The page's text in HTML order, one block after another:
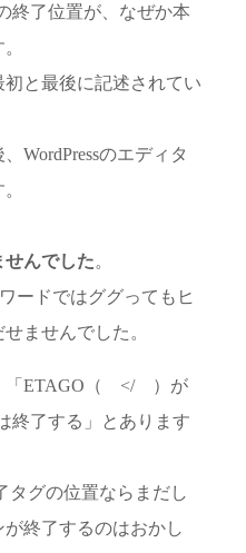
終了位置が、なぜか本
と最後に記述されてい
WordPressのエディタ
せんでした。
ードではググってもヒ
ませんでした。
「ETAGO（ </ ）が
終了する」とあります
タグの位置ならまだし
終了するのはおかし